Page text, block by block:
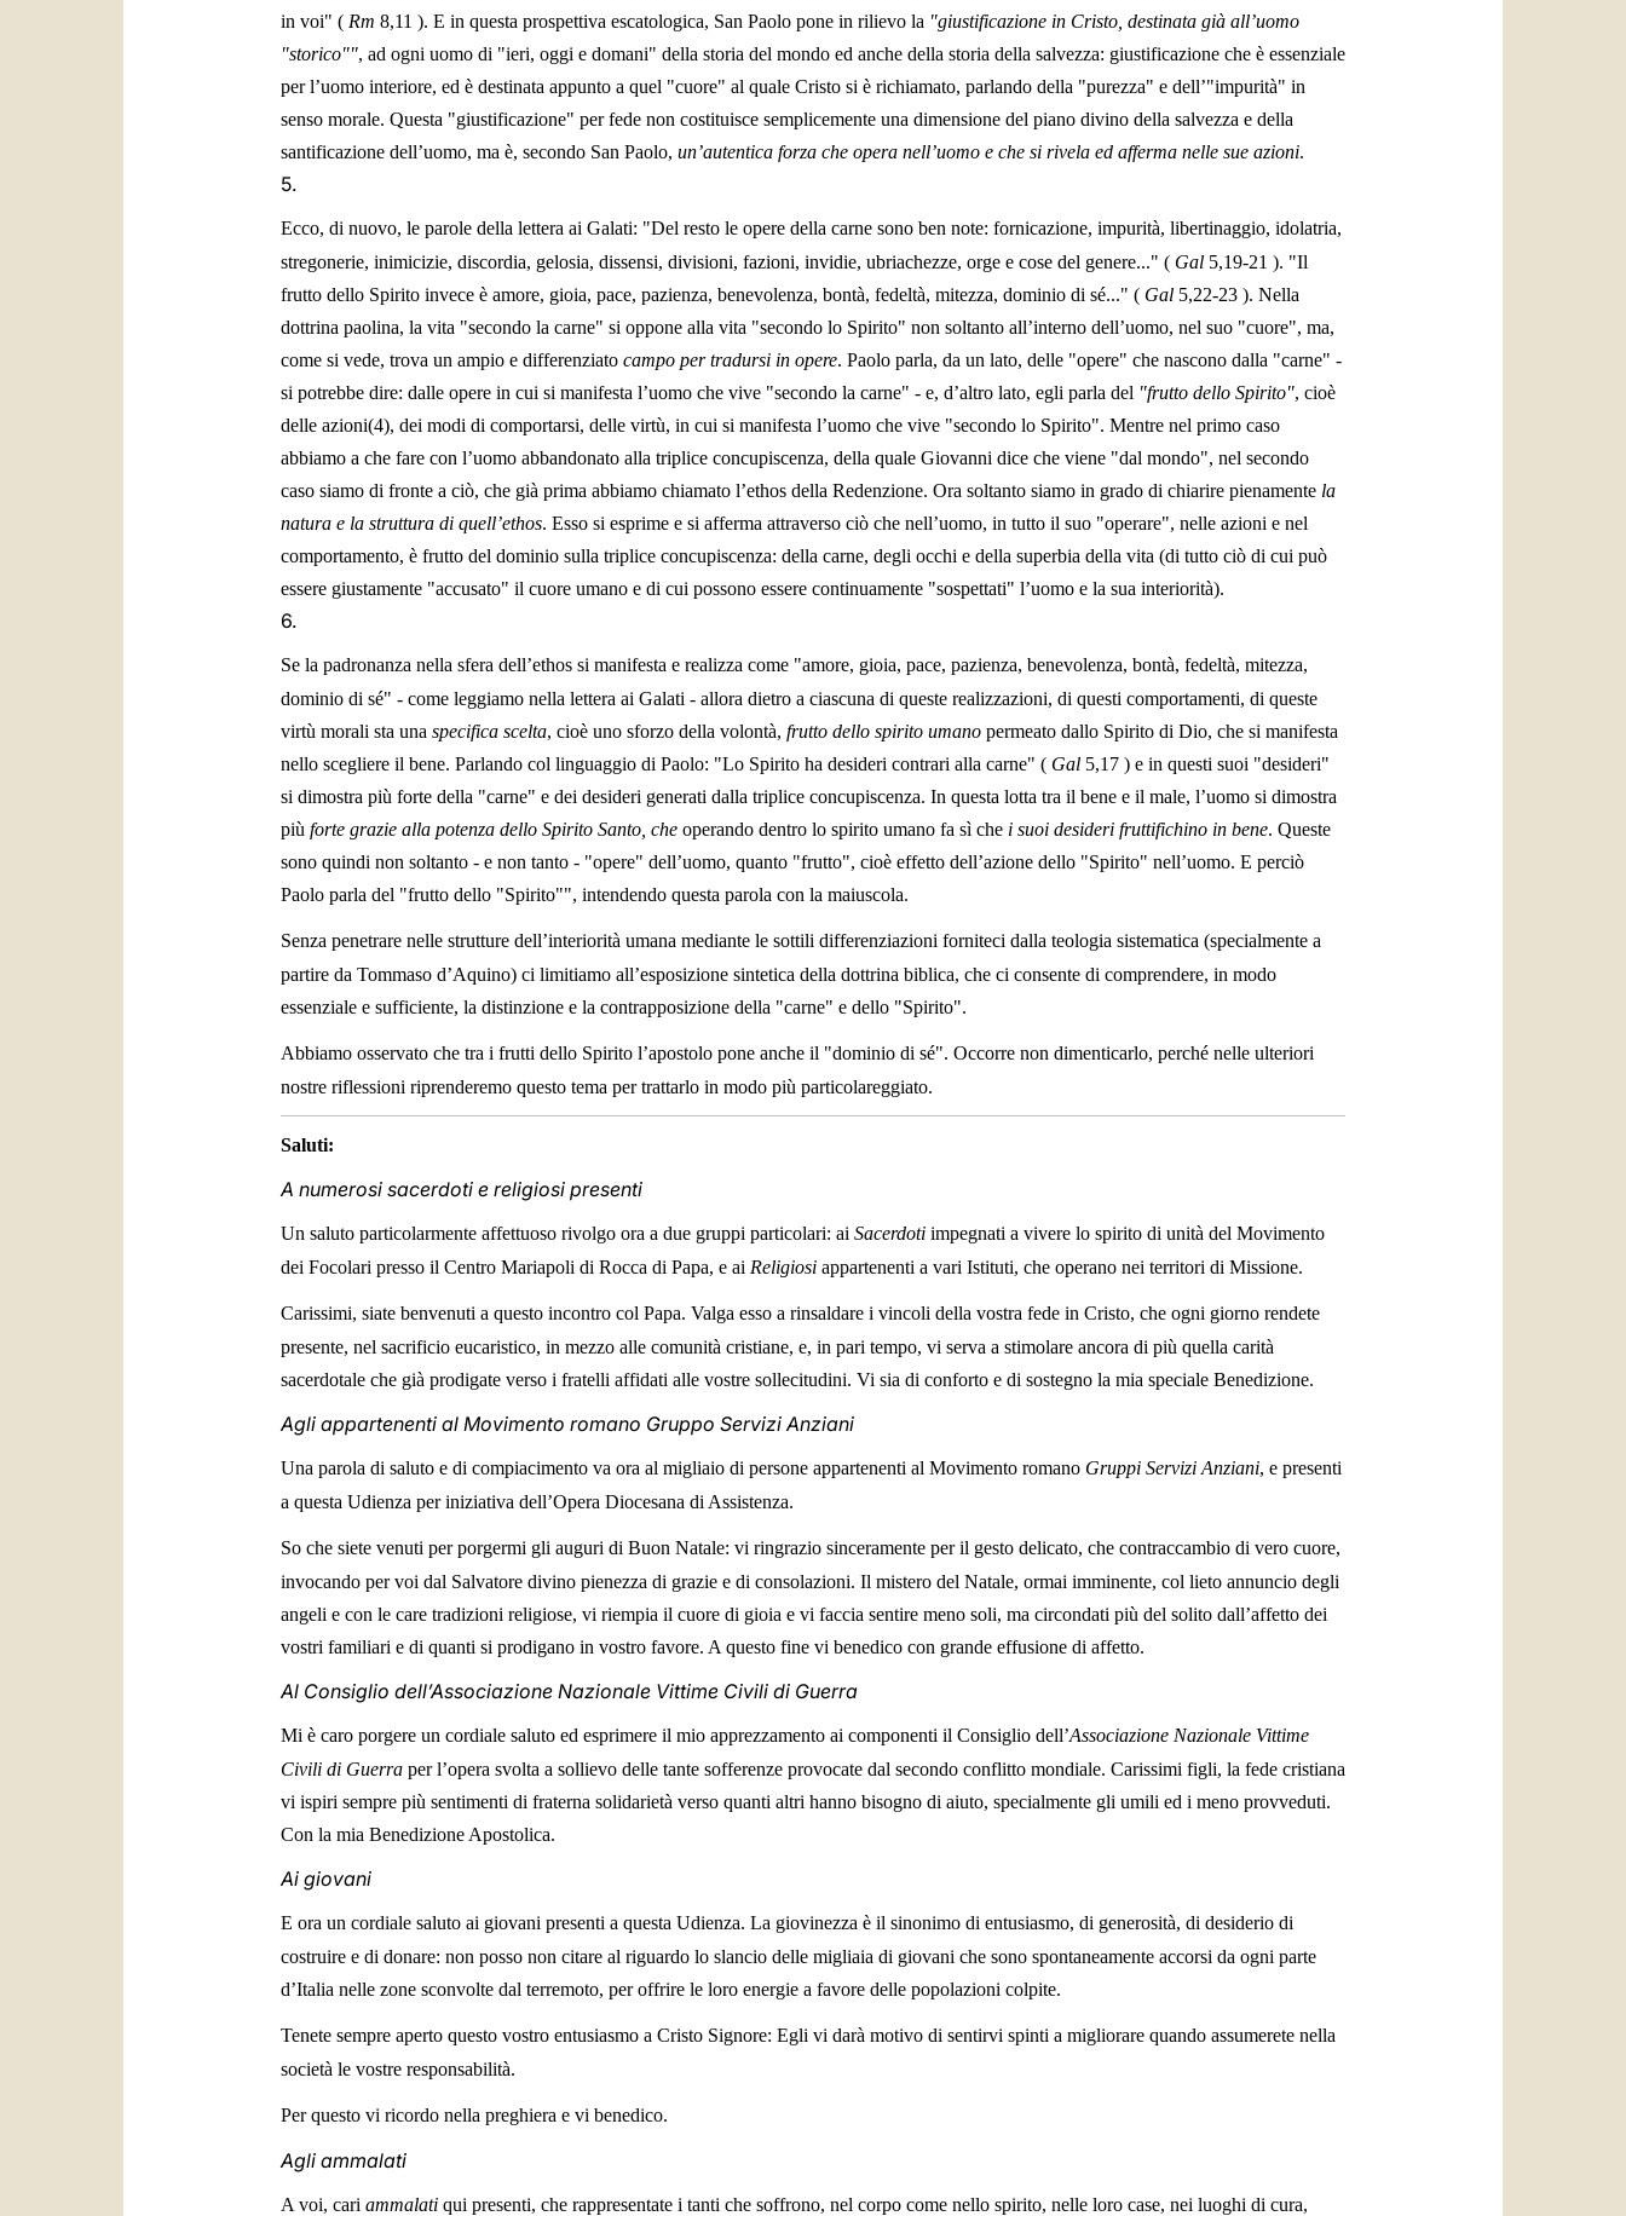
in voi" ( Rm 8,11 ). E in questa prospettiva escatologica, San Paolo pone in rilievo la "giustificazione in Cristo, destinata già all’uomo
"storico"", ad ogni uomo di "ieri, oggi e domani" della storia del mondo ed anche della storia della salvezza: giustificazione che è essenziale
per l’uomo interiore, ed è destinata appunto a quel "cuore" al quale Cristo si è richiamato, parlando della "purezza" e dell’"impurità" in
senso morale. Questa "giustificazione" per fede non costituisce semplicemente una dimensione del piano divino della salvezza e della
santificazione dell’uomo, ma è, secondo San Paolo, un’autentica forza che opera nell’uomo e che si rivela ed afferma nelle sue azioni.
5.
Ecco, di nuovo, le parole della lettera ai Galati: "Del resto le opere della carne sono ben note: fornicazione, impurità, libertinaggio, idolatria,
stregonerie, inimicizie, discordia, gelosia, dissensi, divisioni, fazioni, invidie, ubriachezze, orge e cose del genere..." ( Gal 5,19-21 ). "Il
frutto dello Spirito invece è amore, gioia, pace, pazienza, benevolenza, bontà, fedeltà, mitezza, dominio di sé..." ( Gal 5,22-23 ). Nella
dottrina paolina, la vita "secondo la carne" si oppone alla vita "secondo lo Spirito" non soltanto all’interno dell’uomo, nel suo "cuore", ma,
come si vede, trova un ampio e differenziato campo per tradursi in opere. Paolo parla, da un lato, delle "opere" che nascono dalla "carne" -
si potrebbe dire: dalle opere in cui si manifesta l’uomo che vive "secondo la carne" - e, d’altro lato, egli parla del "frutto dello Spirito", cioè
delle azioni(4), dei modi di comportarsi, delle virtù, in cui si manifesta l’uomo che vive "secondo lo Spirito". Mentre nel primo caso
abbiamo a che fare con l’uomo abbandonato alla triplice concupiscenza, della quale Giovanni dice che viene "dal mondo", nel secondo
caso siamo di fronte a ciò, che già prima abbiamo chiamato l’ethos della Redenzione. Ora soltanto siamo in grado di chiarire pienamente la
natura e la struttura di quell’ethos. Esso si esprime e si afferma attraverso ciò che nell’uomo, in tutto il suo "operare", nelle azioni e nel
comportamento, è frutto del dominio sulla triplice concupiscenza: della carne, degli occhi e della superbia della vita (di tutto ciò di cui può
essere giustamente "accusato" il cuore umano e di cui possono essere continuamente "sospettati" l’uomo e la sua interiorità).
6.
Se la padronanza nella sfera dell’ethos si manifesta e realizza come "amore, gioia, pace, pazienza, benevolenza, bontà, fedeltà, mitezza,
dominio di sé" - come leggiamo nella lettera ai Galati - allora dietro a ciascuna di queste realizzazioni, di questi comportamenti, di queste
virtù morali sta una specifica scelta, cioè uno sforzo della volontà, frutto dello spirito umano permeato dallo Spirito di Dio, che si manifesta
nello scegliere il bene. Parlando col linguaggio di Paolo: "Lo Spirito ha desideri contrari alla carne" ( Gal 5,17 ) e in questi suoi "desideri"
si dimostra più forte della "carne" e dei desideri generati dalla triplice concupiscenza. In questa lotta tra il bene e il male, l’uomo si dimostra
più forte grazie alla potenza dello Spirito Santo, che operando dentro lo spirito umano fa sì che i suoi desideri fruttifichino in bene. Queste
sono quindi non soltanto - e non tanto - "opere" dell’uomo, quanto "frutto", cioè effetto dell’azione dello "Spirito" nell’uomo. E perciò
Paolo parla del "frutto dello "Spirito"", intendendo questa parola con la maiuscola.
Senza penetrare nelle strutture dell’interiorità umana mediante le sottili differenziazioni forniteci dalla teologia sistematica (specialmente a
partire da Tommaso d’Aquino) ci limitiamo all’esposizione sintetica della dottrina biblica, che ci consente di comprendere, in modo
essenziale e sufficiente, la distinzione e la contrapposizione della "carne" e dello "Spirito".
Abbiamo osservato che tra i frutti dello Spirito l’apostolo pone anche il "dominio di sé". Occorre non dimenticarlo, perché nelle ulteriori
nostre riflessioni riprenderemo questo tema per trattarlo in modo più particolareggiato.
Saluti:
A numerosi sacerdoti e religiosi presenti
Un saluto particolarmente affettuoso rivolgo ora a due gruppi particolari: ai Sacerdoti impegnati a vivere lo spirito di unità del Movimento
dei Focolari presso il Centro Mariapoli di Rocca di Papa, e ai Religiosi appartenenti a vari Istituti, che operano nei territori di Missione.
Carissimi, siate benvenuti a questo incontro col Papa. Valga esso a rinsaldare i vincoli della vostra fede in Cristo, che ogni giorno rendete
presente, nel sacrificio eucaristico, in mezzo alle comunità cristiane, e, in pari tempo, vi serva a stimolare ancora di più quella carità
sacerdotale che già prodigate verso i fratelli affidati alle vostre sollecitudini. Vi sia di conforto e di sostegno la mia speciale Benedizione.
Agli appartenenti al Movimento romano Gruppo Servizi Anziani
Una parola di saluto e di compiacimento va ora al migliaio di persone appartenenti al Movimento romano Gruppi Servizi Anziani, e presenti
a questa Udienza per iniziativa dell’Opera Diocesana di Assistenza.
So che siete venuti per porgermi gli auguri di Buon Natale: vi ringrazio sinceramente per il gesto delicato, che contraccambio di vero cuore,
invocando per voi dal Salvatore divino pienezza di grazie e di consolazioni. Il mistero del Natale, ormai imminente, col lieto annuncio degli
angeli e con le care tradizioni religiose, vi riempia il cuore di gioia e vi faccia sentire meno soli, ma circondati più del solito dall’affetto dei
vostri familiari e di quanti si prodigano in vostro favore. A questo fine vi benedico con grande effusione di affetto.
Al Consiglio dell’Associazione Nazionale Vittime Civili di Guerra
Mi è caro porgere un cordiale saluto ed esprimere il mio apprezzamento ai componenti il Consiglio dell’Associazione Nazionale Vittime
Civili di Guerra per l’opera svolta a sollievo delle tante sofferenze provocate dal secondo conflitto mondiale. Carissimi figli, la fede cristiana
vi ispiri sempre più sentimenti di fraterna solidarietà verso quanti altri hanno bisogno di aiuto, specialmente gli umili ed i meno provveduti.
Con la mia Benedizione Apostolica.
Ai giovani
E ora un cordiale saluto ai giovani presenti a questa Udienza. La giovinezza è il sinonimo di entusiasmo, di generosità, di desiderio di
costruire e di donare: non posso non citare al riguardo lo slancio delle migliaia di giovani che sono spontaneamente accorsi da ogni parte
d’Italia nelle zone sconvolte dal terremoto, per offrire le loro energie a favore delle popolazioni colpite.
Tenete sempre aperto questo vostro entusiasmo a Cristo Signore: Egli vi darà motivo di sentirvi spinti a migliorare quando assumerete nella
società le vostre responsabilità.
Per questo vi ricordo nella preghiera e vi benedico.
Agli ammalati
A voi, cari ammalati qui presenti, che rappresentate i tanti che soffrono, nel corpo come nello spirito, nelle loro case, nei luoghi di cura,